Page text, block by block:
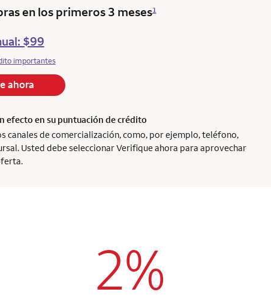
en los primeros 3 meses1
$99
importantes
ahora
efecto en su puntuación de crédito
de comercialización, como, por ejemplo, teléfono,
Usted debe seleccionar Verifique ahora para aprovechar
2%